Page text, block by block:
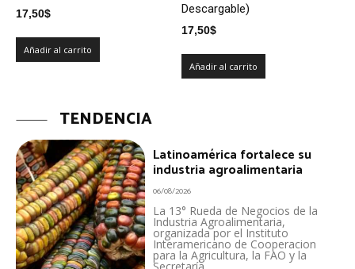
17,50$
Añadir al carrito
Descargable)
17,50$
Añadir al carrito
TENDENCIA
Latinoamérica fortalece su
industria agroalimentaria
06/08/2026
La 13° Rueda de Negocios de la
Industria Agroalimentaria,
organizada por el Instituto
Interamericano de Cooperacion
para la Agricultura, la FAO y la